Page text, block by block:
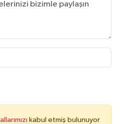
kabul etmiş bulunuyor